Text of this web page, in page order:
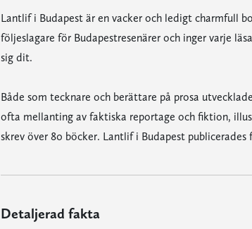
Lantlif i Budapest är en vacker och ledigt charmfull
följeslagare för Budapestresenärer och inger varje
sig dit.
Både som tecknare och berättare på prosa
ofta mellanting av faktiska reportage och fiktion,
skrev över 80 böcker. Lantlif i Budapest publicerades
Detaljerad fakta